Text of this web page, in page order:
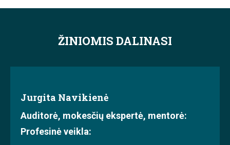
ŽINIOMIS DALINASI
Jurgita Navikienė
Auditorė, mokesčių ekspertė, mentorė:
Profesinė veikla: